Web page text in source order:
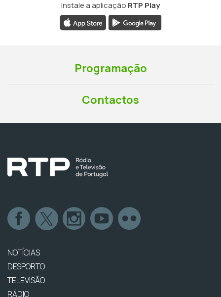
Instale a aplicação RTP Play
Programação
Contactos
NOTÍCIAS
DESPORTO
TELEVISÃO
RÁDIO